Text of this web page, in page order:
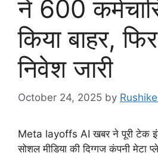
ने 600
किया बाहर,
निवेश जारी
October 24, 2025 by
Meta layoffs AI खबर ने पूरी टेक
सोशल मीडिया की दिग्गज कंपनी मेटा